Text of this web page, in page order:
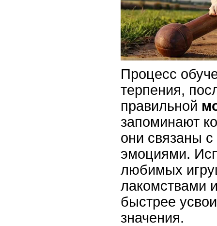
Процесс
терпения,
правильной
запоминают
они связаны
эмоциями.
любимых
лакомствами
быстрее
значения.